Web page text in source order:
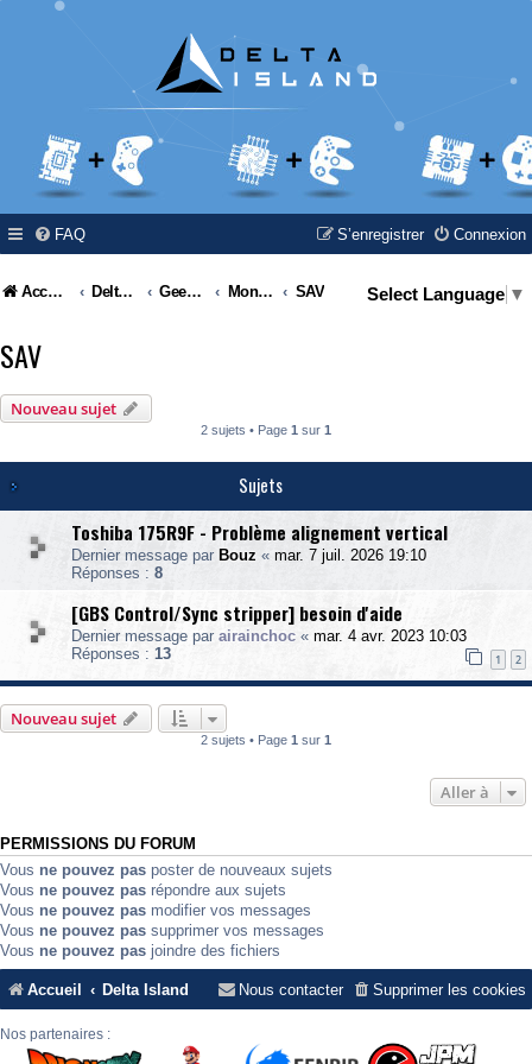
FAQ Connexion
S’enregistrer
Accueil Delta Island Geek Zone Moniteur Pro SAV Select Language ▼
SAV
Nouveau sujet
2 sujets • Page 1 sur 1
Sujets
Toshiba 175R9F - Problème alignement vertical
Dernier message par Bouz « mar. 7 juil. 2026 19:10
Réponses : 8
[GBS Control/Sync stripper] besoin d'aide
Dernier message par airainchoc « mar. 4 avr. 2023 10:03
Réponses : 13 1 2
Nouveau sujet
2 sujets • Page 1 sur 1
Aller à
PERMISSIONS DU FORUM
Vous ne pouvez pas poster de nouveaux sujets
Vous ne pouvez pas répondre aux sujets
Vous ne pouvez pas modifier vos messages
Vous ne pouvez pas supprimer vos messages
Vous ne pouvez pas joindre des fichiers
Accueil Delta Island Supprimer les cookies
Nous contacter
Nos partenaires :